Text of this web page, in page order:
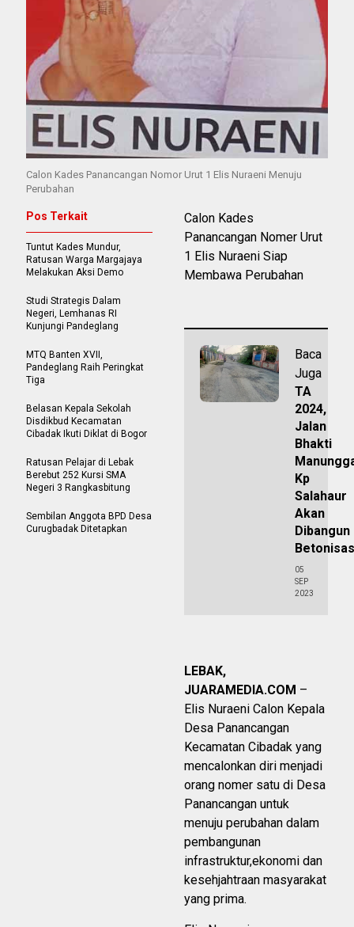
Calon Kades Panancangan Nomor Urut 1 Elis Nuraeni Menuju
Perubahan
Calon Kades
Panancangan Nomer Urut
1 Elis Nuraeni Siap
Membawa Perubahan
Baca
Juga
TA
2024,
Jalan
Bhakti
Kp
Salahaur
Akan
Dibangun
05
SEP
2023
LEBAK,
JUARAMEDIA.COM –
Elis Nuraeni Calon Kepala
Desa Panancangan
Kecamatan Cibadak yang
mencalonkan diri menjadi
orang nomer satu di Desa
Panancangan untuk
menuju perubahan dalam
pembangunan
infrastruktur,ekonomi dan
kesehjahtraan masyarakat
yang prima.
Pos Terkait
Tuntut Kades Mundur,
Ratusan Warga Margajaya
Melakukan Aksi Demo
Studi Strategis Dalam
Negeri, Lemhanas RI
Kunjungi Pandeglang
MTQ Banten XVII,
Pandeglang Raih Peringkat
Tiga
Belasan Kepala Sekolah
Disdikbud Kecamatan
Cibadak Ikuti Diklat di Bogor
Ratusan Pelajar di Lebak
Berebut 252 Kursi SMA
Negeri 3 Rangkasbitung
Sembilan Anggota BPD Desa
Curugbadak Ditetapkan